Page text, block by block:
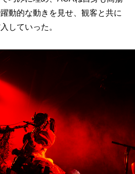
動的な動きを見せ、観客と共に
していった。